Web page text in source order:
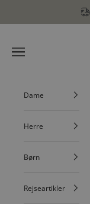
Menu
Dame
Herre
Børn
Rejseartikler